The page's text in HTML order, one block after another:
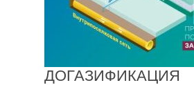
ДОГАЗИФИКАЦИЯ